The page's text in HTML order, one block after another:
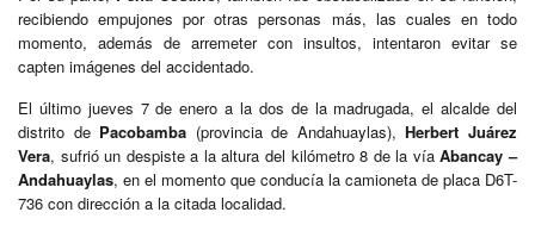
recibiendo empujones por otras personas más, las cuales en todo
momento, además de arremeter con insultos, intentaron evitar se
capten imágenes del accidentado.
El último jueves 7 de enero a la dos de la madrugada, el alcalde del
distrito de Pacobamba (provincia de Andahuaylas),Herbert Juárez
Vera, sufrió un despiste a la altura del kilómetro 8 de la víaAbancay –
Andahuaylas, en el momento que conducía la camioneta de placa D6T-
736 con dirección a la citada localidad.